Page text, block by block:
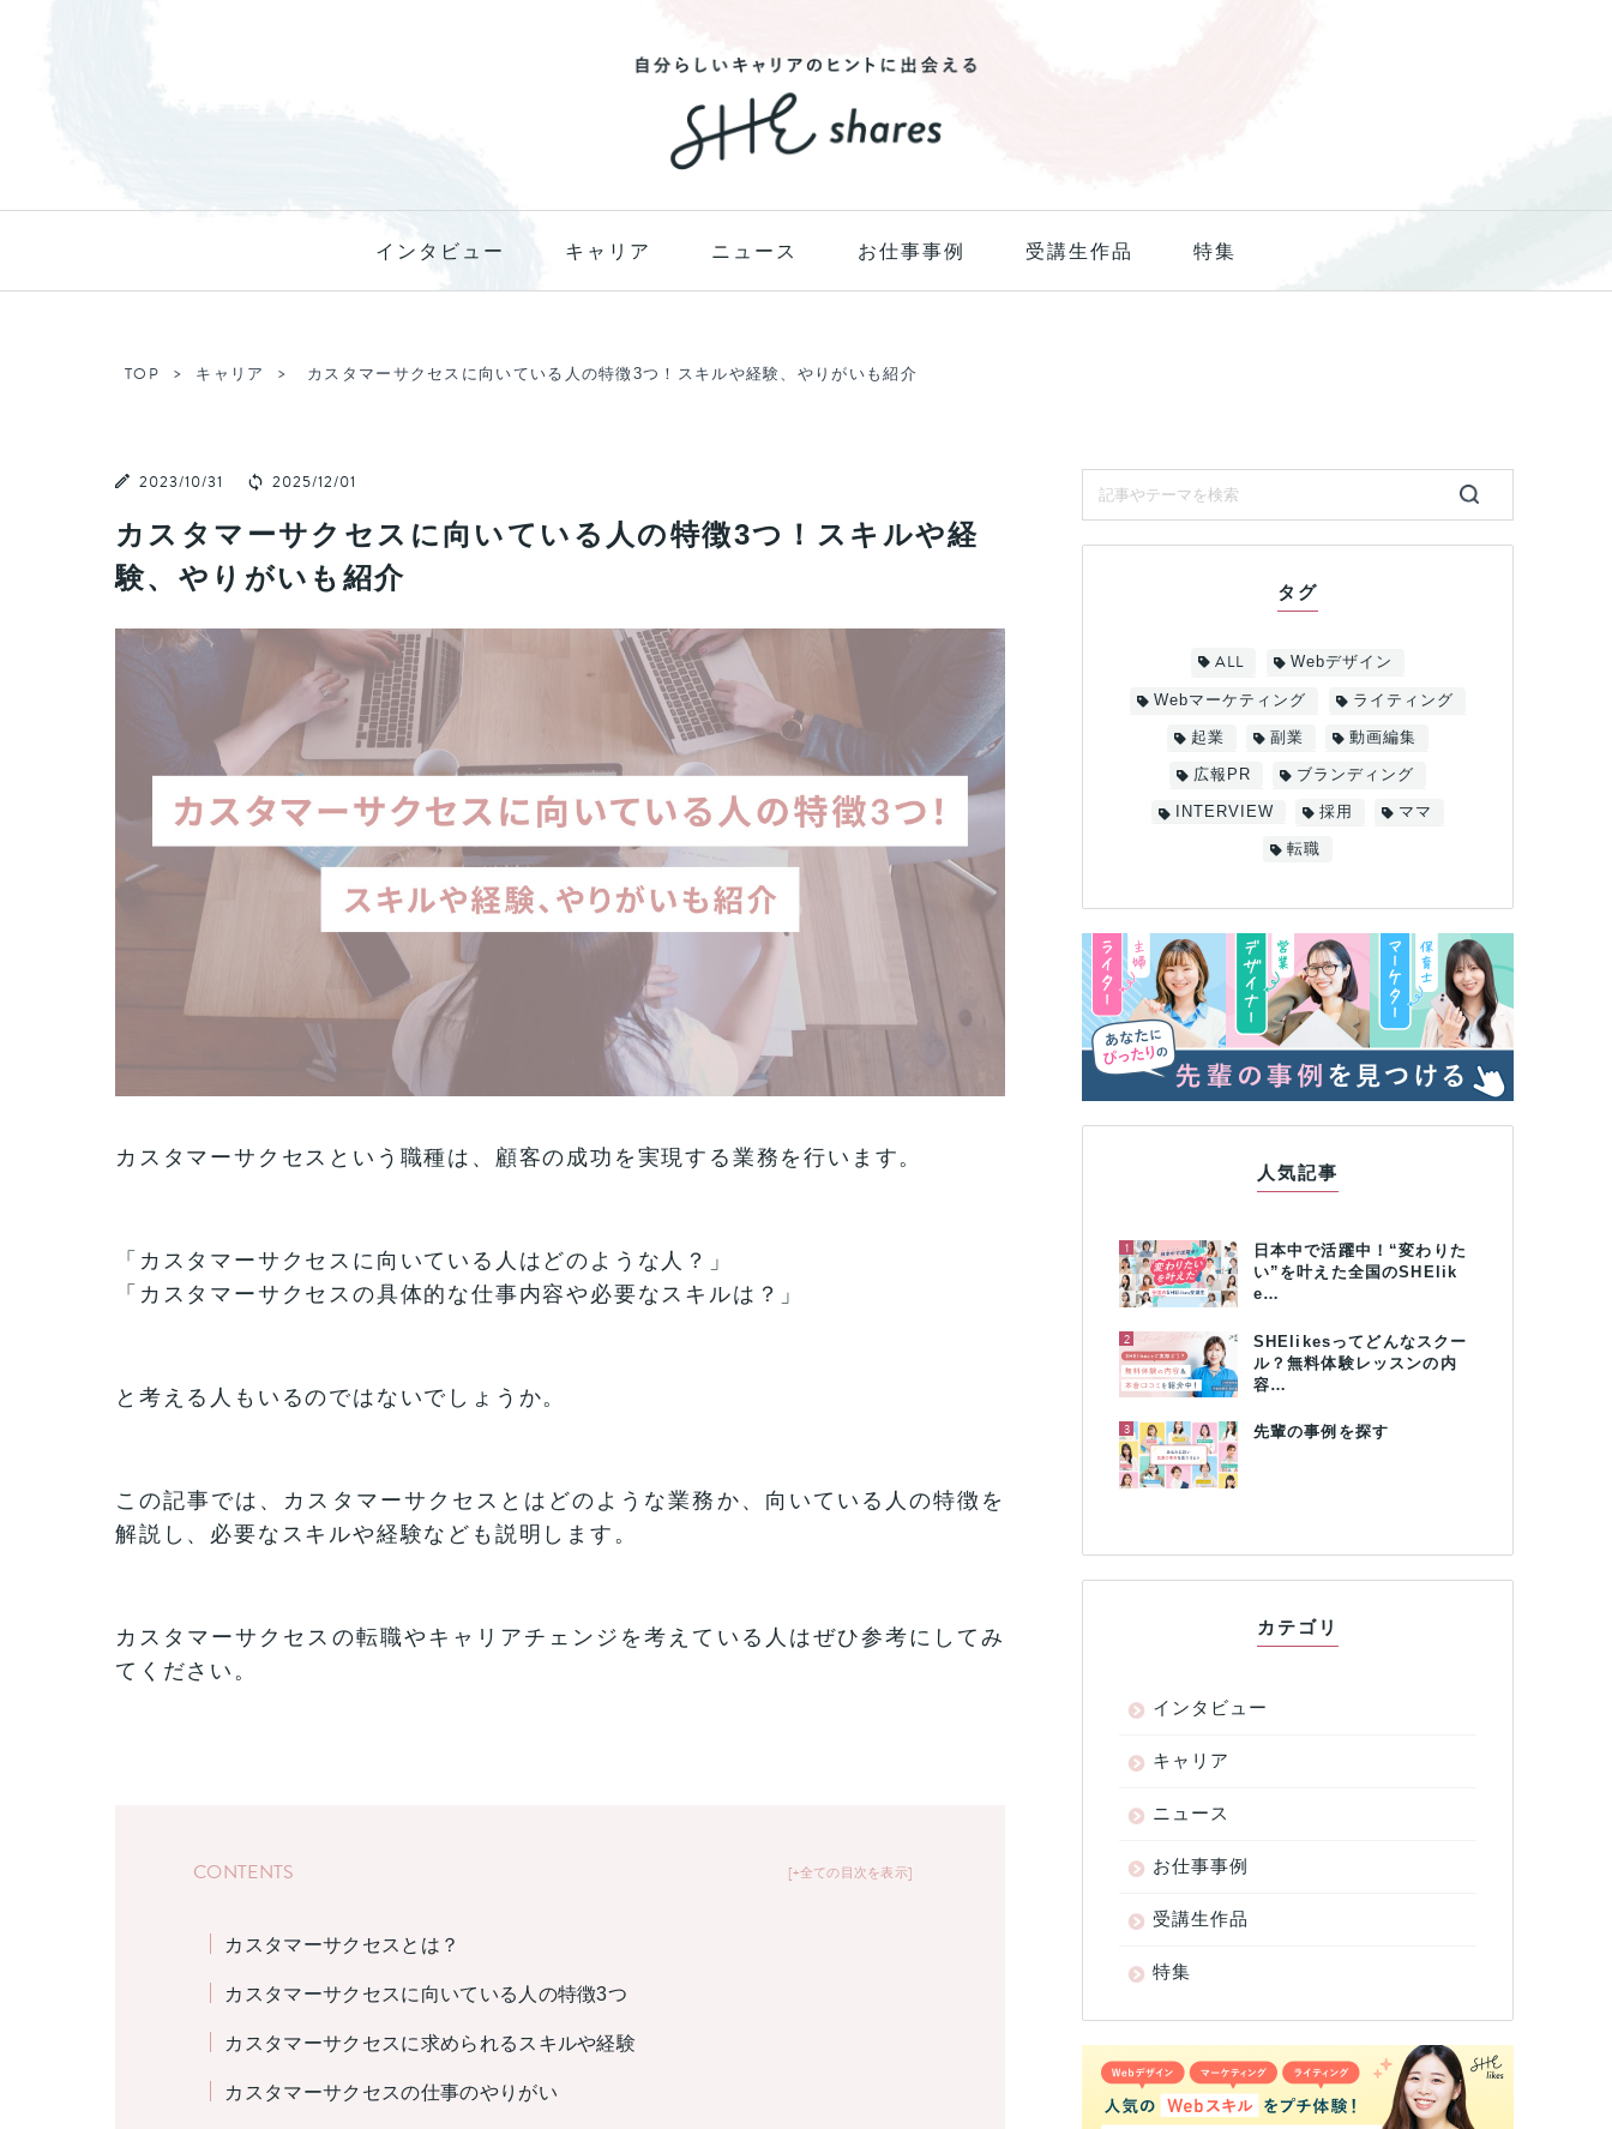
インタビュー キャリア ニュース お仕事事例 受講生作品 特集
TOP キャリア カスタマーサクセスに向いている人の特徴3つ！スキルや経験、やりがいも紹介
2023/10/31 2025/12/01
カスタマーサクセスに向いている人の特徴3つ！スキルや経
験、やりがいも紹介
カスタマーサクセスという職種は、顧客の成功を実現する業務を行います。
「カスタマーサクセスに向いている人はどのような人？」
「カスタマーサクセスの具体的な仕事内容や必要なスキルは？」
と考える人もいるのではないでしょうか。
この記事では、カスタマーサクセスとはどのような業務か、向いている人の特徴を
解説し、必要なスキルや経験なども説明します。
カスタマーサクセスの転職やキャリアチェンジを考えている人はぜひ参考にしてみ
てください。
+全ての目次を表示
CONTENTS
カスタマーサクセスとは？
カスタマーサクセスに向いている人の特徴3つ
カスタマーサクセスに求められるスキルや経験
カスタマーサクセスの仕事のやりがい
タグ
ALL Webデザイン
Webマーケティング ライティング
起業 副業 動画編集
広報PR ブランディング
INTERVIEW 採用 ママ
転職
人気記事
1
日本中で活躍中！“変わりた
い”を叶えた全国のSHElik
e…
2
SHElikesってどんなスクー
ル？無料体験レッスンの内
容…
3 先輩の事例を探す
カテゴリ
インタビュー
キャリア
ニュース
お仕事事例
受講生作品
特集